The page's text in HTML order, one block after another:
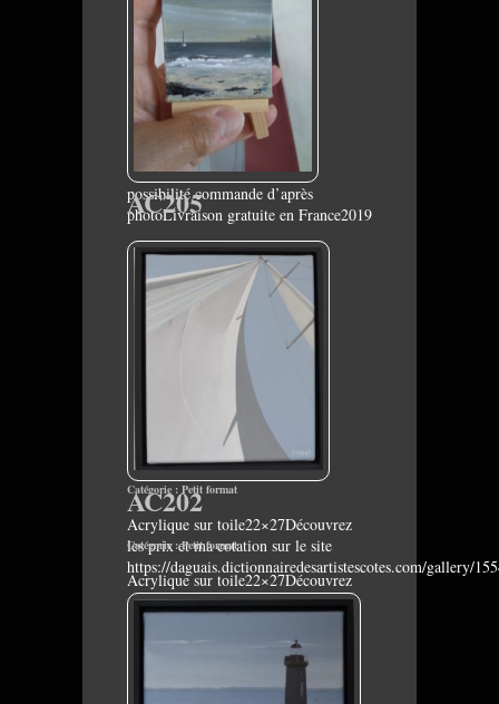
possibilité commande d’après
photoLivraison gratuite en France2019
AC205
Catégorie : Petit format
Acrylique sur toile22×27Découvrez
les prix et ma cotation sur le site
https://daguais.dictionnairedesartistescotes.com/gallery/
AC202
Catégorie :Petit format
Acrylique sur toile22×27Découvrez